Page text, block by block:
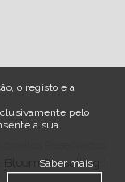
o registo e a
pelo
a sua
Saber mais
Reservados
Bloom Consulting